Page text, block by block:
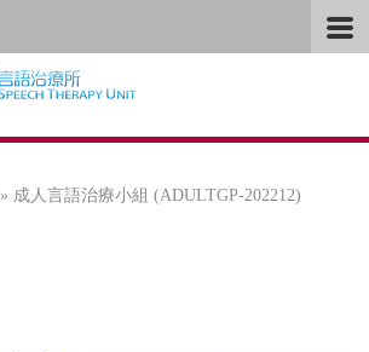
» 成人言語治療小組 (ADULTGP-202212)